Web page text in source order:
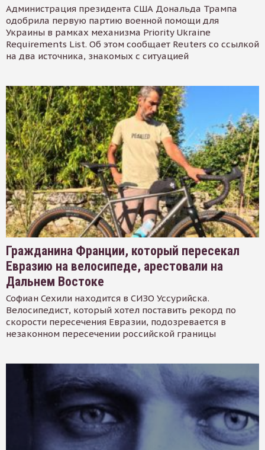
Администрация президента США Дональда Трампа
одобрила первую партию военной помощи для
Украины в рамках механизма Priority Ukraine
Requirements List. Об этом сообщает Reuters со ссылкой
на два источника, знакомых с ситуацией
Гражданина Франции, который пересекал
Евразию на велосипеде, арестовали на
Дальнем Востоке
Софиан Сехили находится в СИЗО Уссурийска.
Велосипедист, который хотел поставить рекорд по
скорости пересечения Евразии, подозревается в
незаконном пересечении российской границы